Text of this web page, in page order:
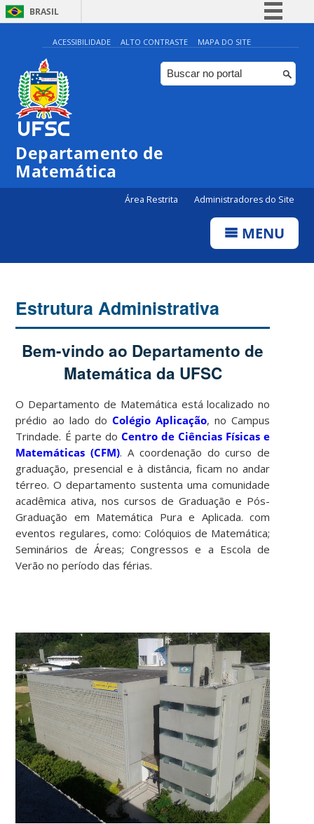
BRASIL
Simplifique!
Comunica BR
Participe
ACESSIBILIDADE ALTO CONTRASTE MAPA DO SITE
Departamento de
Matemática
Área Restrita Administradores do Site
MENU
Estrutura Administrativa
Bem-vindo ao Departamento de
Matemática da UFSC
O Departamento de Matemática está localizado no
prédio ao lado do Colégio Aplicação, no Campus
Trindade. É parte do Centro de Ciências Físicas e
Matemáticas (CFM). A coordenação do curso de
graduação, presencial e à distância, ficam no andar
térreo. O departamento sustenta uma comunidade
acadêmica ativa, nos cursos de Graduação e Pós-
Graduação em Matemática Pura e Aplicada. com
eventos regulares, como: Colóquios de Matemática;
Seminários de Áreas; Congressos e a Escola de
Verão no período das férias.